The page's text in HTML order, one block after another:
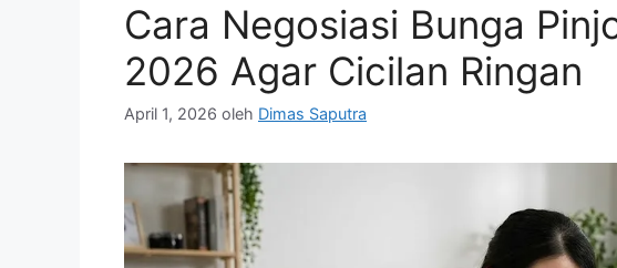
Cara Negosiasi Bunga
2026 Agar Cicilan Ringan
April 1, 2026 oleh Dimas Saputra